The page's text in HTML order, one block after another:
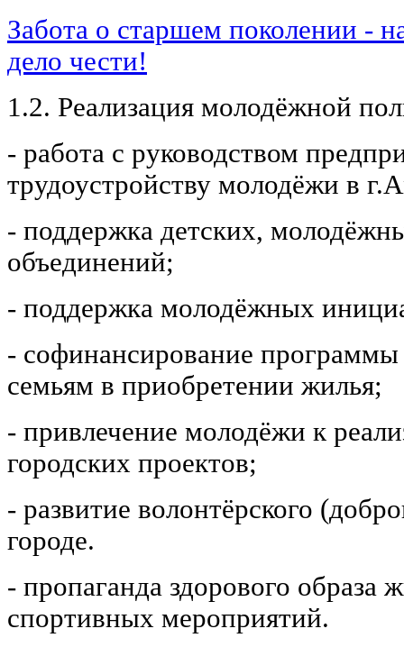
Забота о старшем поколении -
дело чести!
1.2. Реализация молодёжной
- работа с руководством
трудоустройству молодёжи в
- поддержка детских,
объединений;
- поддержка молодёжных
- софинансирование
семьям в приобретении жилья;
- привлечение молодёжи к
городских проектов;
- развитие волонтёрского
городе.
- пропаганда здорового образа
спортивных мероприятий.